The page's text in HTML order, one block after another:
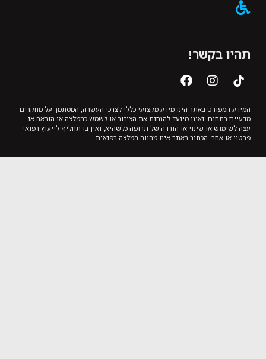
תהיו בקשר!
המידע המפורט באתר הינו מידע מקצועי כללי לצרכי העשרה, המסתמך על מחקרים
מדעיים בתחום, ואינו מיועד להנחות את הציבור או לשמש כהמלצה או הוראה או
עצה לשימוש או שינוי או הורדה של תרופה כלשהיא, ואין בו תחליף לייעוץ רפואי
פרטני או אחר. הכתוב באתר אינו מהווה המלצה רפואית.